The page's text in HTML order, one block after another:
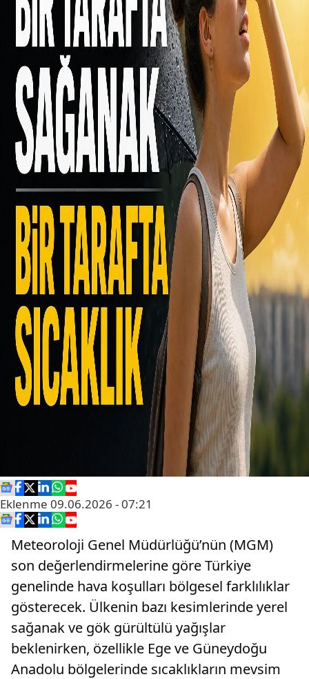
Eklenme 09.06.2026 - 07:21
Meteoroloji Genel Müdürlüğü’nün (MGM)
son değerlendirmelerine göre Türkiye
genelinde hava koşulları bölgesel farklılıklar
gösterecek. Ülkenin bazı kesimlerinde yerel
sağanak ve gök gürültülü yağışlar
beklenirken, özellikle Ege ve Güneydoğu
Anadolu bölgelerinde sıcaklıkların mevsim